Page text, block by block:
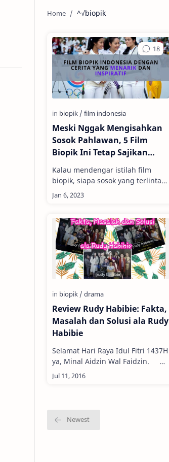
^√biopik
Meski Nggak Mengisahkan
Sosok Pahlawan, 5 Film
Biopik Ini Tetap Sajikan
Semangat Perjuangan yang
Inspiratif
Kalau mendengar istilah film
biopik, siapa sosok yang terlintas
pertama kali di benak kamu? Apa
Freddie Mercury dan bandnya,
Review Rudy Habibie: Fakta,
Masalah dan Solusi ala Rudy
Habibie
Selamat Hari Raya Idul Fitri 1437H
ya, Minal Aidzin Wal Faidzin.
Setiap moment lebaran yang
dirayakan oleh seluruh umat